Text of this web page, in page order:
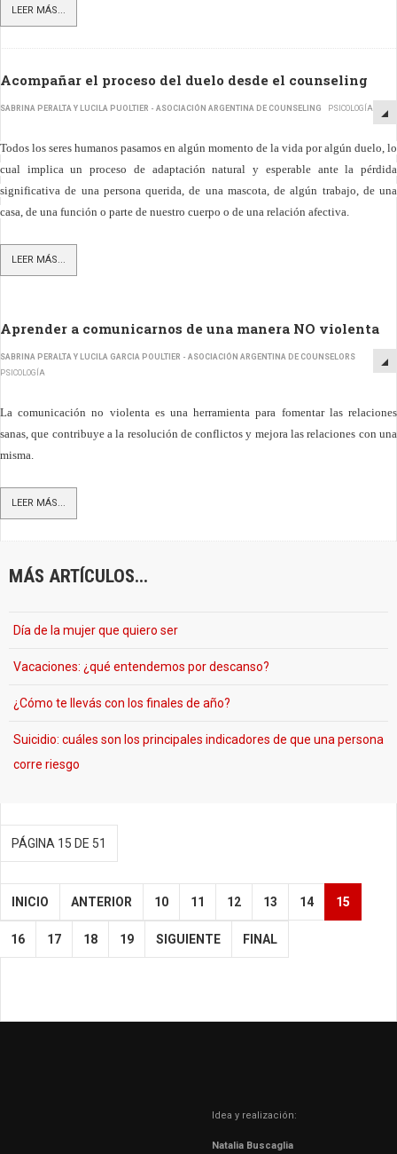
LEER MÁS...
Acompañar el proceso del duelo desde el counseling
SABRINA PERALTA Y LUCILA PUOLTIER - ASOCIACIÓN ARGENTINA DE COUNSELING PSICOLOGÍA
Todos los seres humanos pasamos en algún momento de la vida por algún duelo, lo
cual implica un proceso de adaptación natural y esperable ante la pérdida
significativa de una persona querida, de una mascota, de algún trabajo, de una
casa, de una función o parte de nuestro cuerpo o de una relación afectiva.
LEER MÁS...
Aprender a comunicarnos de una manera NO violenta
SABRINA PERALTA Y LUCILA GARCIA POULTIER - ASOCIACIÓN ARGENTINA DE COUNSELORS
PSICOLOGÍA
La comunicación no violenta es una herramienta para fomentar las relaciones
sanas, que contribuye a la resolución de conflictos y mejora las relaciones con una
misma.
LEER MÁS...
MÁS ARTÍCULOS...
Día de la mujer que quiero ser
Vacaciones: ¿qué entendemos por descanso?
¿Cómo te llevás con los finales de año?
Suicidio: cuáles son los principales indicadores de que una persona
corre riesgo
PÁGINA 15 DE 51
INICIO ANTERIOR 10 11 12 13 14 15
16 17 18 19 SIGUIENTE FINAL
Idea y realización:
Natalia Buscaglia